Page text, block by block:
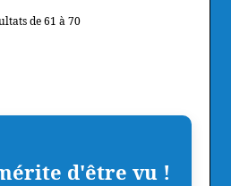
de 61 à 70
d'être vu !